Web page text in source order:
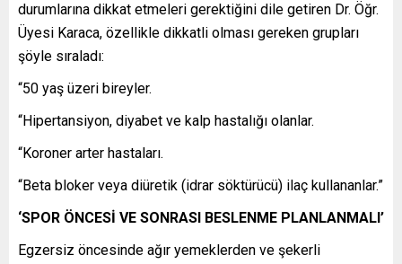
durumlarına dikkat etmeleri gerektiğini dile getiren Dr. Öğr.
Üyesi Karaca, özellikle dikkatli olması gereken grupları
şöyle sıraladı:
“50 yaş üzeri bireyler.
“Hipertansiyon, diyabet ve kalp hastalığı olanlar.
“Koroner arter hastaları.
“Beta bloker veya diüretik (idrar söktürücü) ilaç kullananlar.”
‘SPOR ÖNCESİ VE SONRASI BESLENME PLANLANMALI’
Egzersiz öncesinde ağır yemeklerden ve şekerli